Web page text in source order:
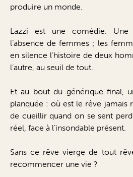
produire un monde.
Lazzi est une comédie.
l’absence de femmes ; les
en silence l’histoire de deux
l’autre, au seuil de tout.
Et au bout du générique final,
planquée : où est le rêve jamais
de cueillir quand on se sent
réel, face à l’insondable présent.
Sans ce rêve vierge de tout
recommencer une vie ?